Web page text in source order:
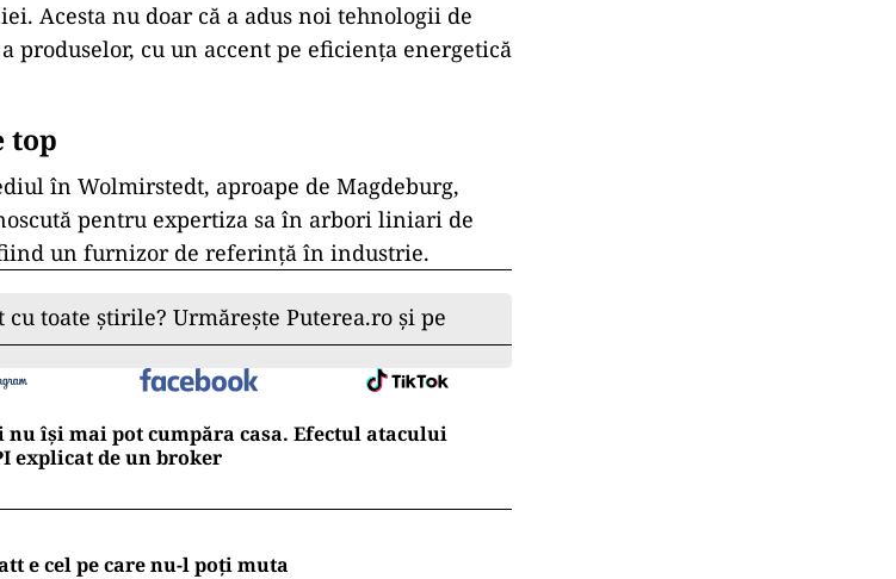
Acesta nu doar că a adus noi tehnologii de
produselor, cu un accent pe eficiența energetică
top
în Wolmirstedt, aproape de Magdeburg,
pentru expertiza sa în arbori liniari de
un furnizor de referință în industrie.
toate știrile? Urmărește Puterea.ro și pe
nu își mai pot cumpăra casa. Efectul atacului
explicat de un broker
e cel pe care nu-l poți muta